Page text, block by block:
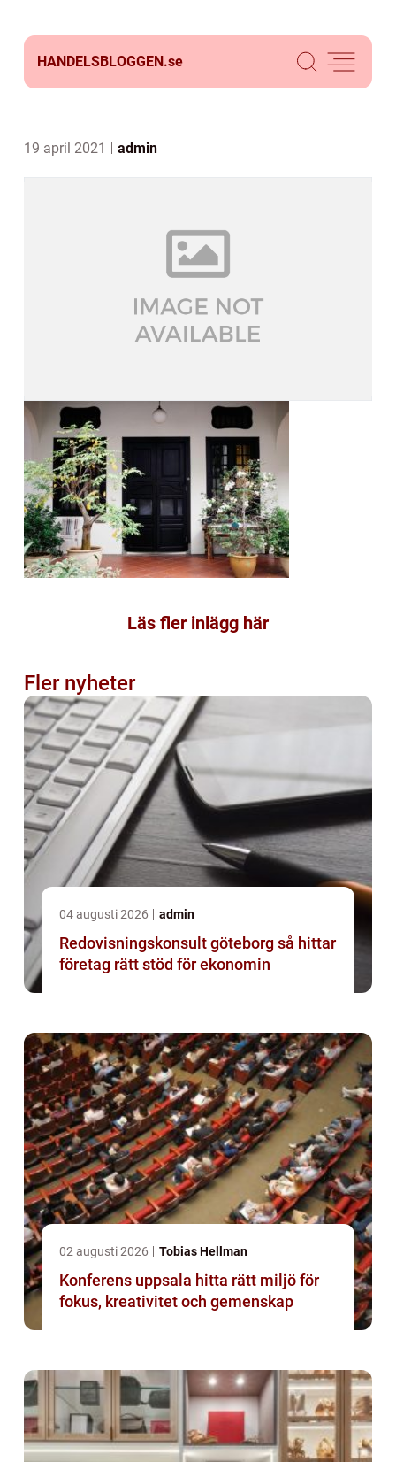
HANDELSBLOGGEN.se
19 april 2021 admin
Läs fler inlägg här
Fler nyheter
04 augusti 2026 admin
Redovisningskonsult göteborg så hittar
företag rätt stöd för ekonomin
02 augusti 2026 Tobias Hellman
Konferens uppsala hitta rätt miljö för
fokus, kreativitet och gemenskap